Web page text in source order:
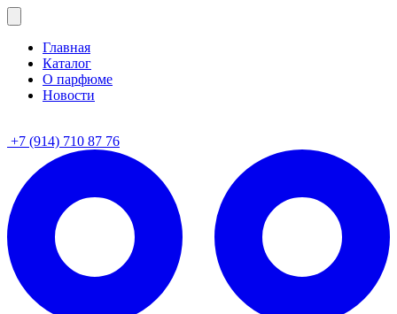
Главная
Каталог
О парфюме
Новости
+7 (914) 710 87 76